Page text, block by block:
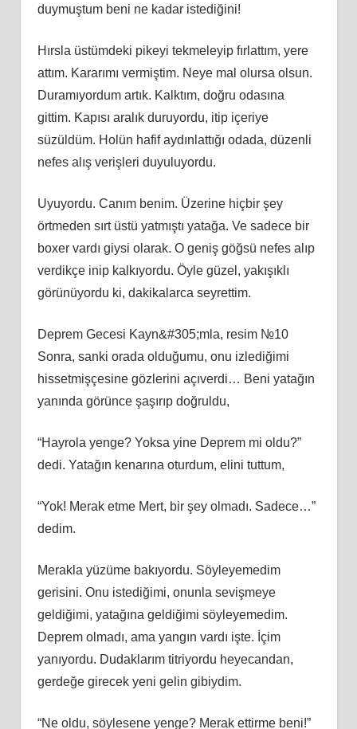
duymuştum beni ne kadar istediğini!
Hırsla üstümdeki pikeyi tekmeleyip fırlattım, yere
attım. Kararımı vermiştim. Neye mal olursa olsun.
Duramıyordum artık. Kalktım, doğru odasına
gittim. Kapısı aralık duruyordu, itip içeriye
süzüldüm. Holün hafif aydınlattığı odada, düzenli
nefes alış verişleri duyuluyordu.
Uyuyordu. Canım benim. Üzerine hiçbir şey
örtmeden sırt üstü yatmıştı yatağa. Ve sadece bir
boxer vardı giysi olarak. O geniş göğsü nefes alıp
verdikçe inip kalkıyordu. Öyle güzel, yakışıklı
görünüyordu ki, dakikalarca seyrettim.
Deprem Gecesi Kayn&#305;mla, resim №10
Sonra, sanki orada olduğumu, onu izlediğimi
hissetmişçesine gözlerini açıverdi… Beni yatağın
yanında görünce şaşırıp doğruldu,
“Hayrola yenge? Yoksa yine Deprem mi oldu?”
dedi. Yatağın kenarına oturdum, elini tuttum,
“Yok! Merak etme Mert, bir şey olmadı. Sadece…”
dedim.
Merakla yüzüme bakıyordu. Söyleyemedim
gerisini. Onu istediğimi, onunla sevişmeye
geldiğimi, yatağına geldiğimi söyleyemedim.
Deprem olmadı, ama yangın vardı işte. İçim
yanıyordu. Dudaklarım titriyordu heyecandan,
gerdeğe girecek yeni gelin gibiydim.
“Ne oldu, söylesene yenge? Merak ettirme beni!”